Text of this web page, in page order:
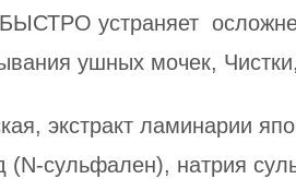
устраняет
ушных мочек,
экстракт ламинарии
сульфален), натрия